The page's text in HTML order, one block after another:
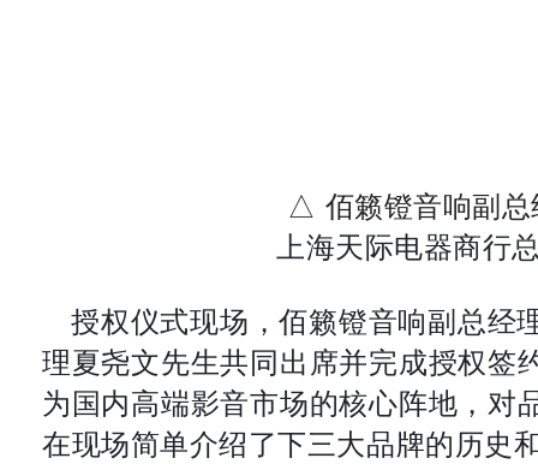
△ 佰籁镫音响副总
上海天际电器商行
授权仪式现场，佰籁镫音响副总经
理夏尧文先生共同出席并完成授权签
为国内高端影音市场的核心阵地，对
在现场简单介绍了下三大品牌的历史